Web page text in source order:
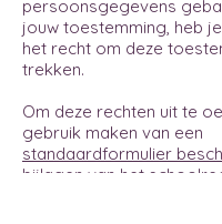
persoonsgegevens
jouw toestemming, heb
het recht om deze
trekken.
Om deze rechten uit te
gebruik maken van een
standaardformulier
bijlagen van het